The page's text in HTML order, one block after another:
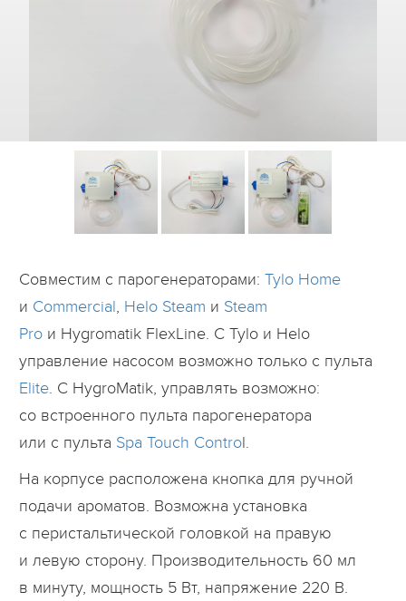
Совместим с парогенераторами: Tylo Home
и Commercial, Helo Steam и Steam
Pro и Hygromatik FlexLine. С Tylo и Helo
управление насосом возможно только с пульта
Elite. С HygroMatik, управлять возможно:
со встроенного пульта парогенератора
или с пульта Spa Touch Control.
На корпусе расположена кнопка для ручной
подачи ароматов. Возможна установка
с перистальтической головкой на правую
и левую сторону. Производительность 60 мл
в минуту, мощность 5 Вт, напряжение 220 В.